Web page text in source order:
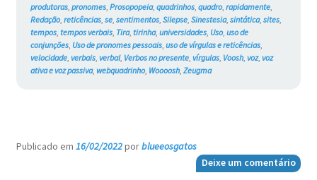
produtoras, pronomes, Prosopopeia, quadrinhos, quadro, rapidamente,
Redação, reticências, se, sentimentos, Silepse, Sinestesia, sintática, sites,
tempos, tempos verbais, Tira, tirinha, universidades, Uso, uso de
conjunções, Uso de pronomes pessoais, uso de vírgulas e reticências,
velocidade, verbais, verbal, Verbos no presente, vírgulas, Voosh, voz, voz
ativa e voz passiva, webquadrinho, Woooosh, Zeugma
Publicado em 16/02/2022porblueeosgatos
Deixe um comentário